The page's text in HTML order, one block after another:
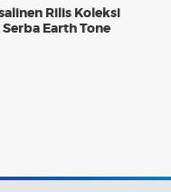
Rilis Koleksi
Earth Tone